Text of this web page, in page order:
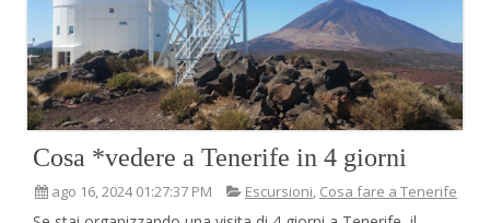
Cosa *vedere a Tenerife in 4 giorni
ago 16, 2024 01:27:37 PM Escursioni, Cosa fare a Tenerife